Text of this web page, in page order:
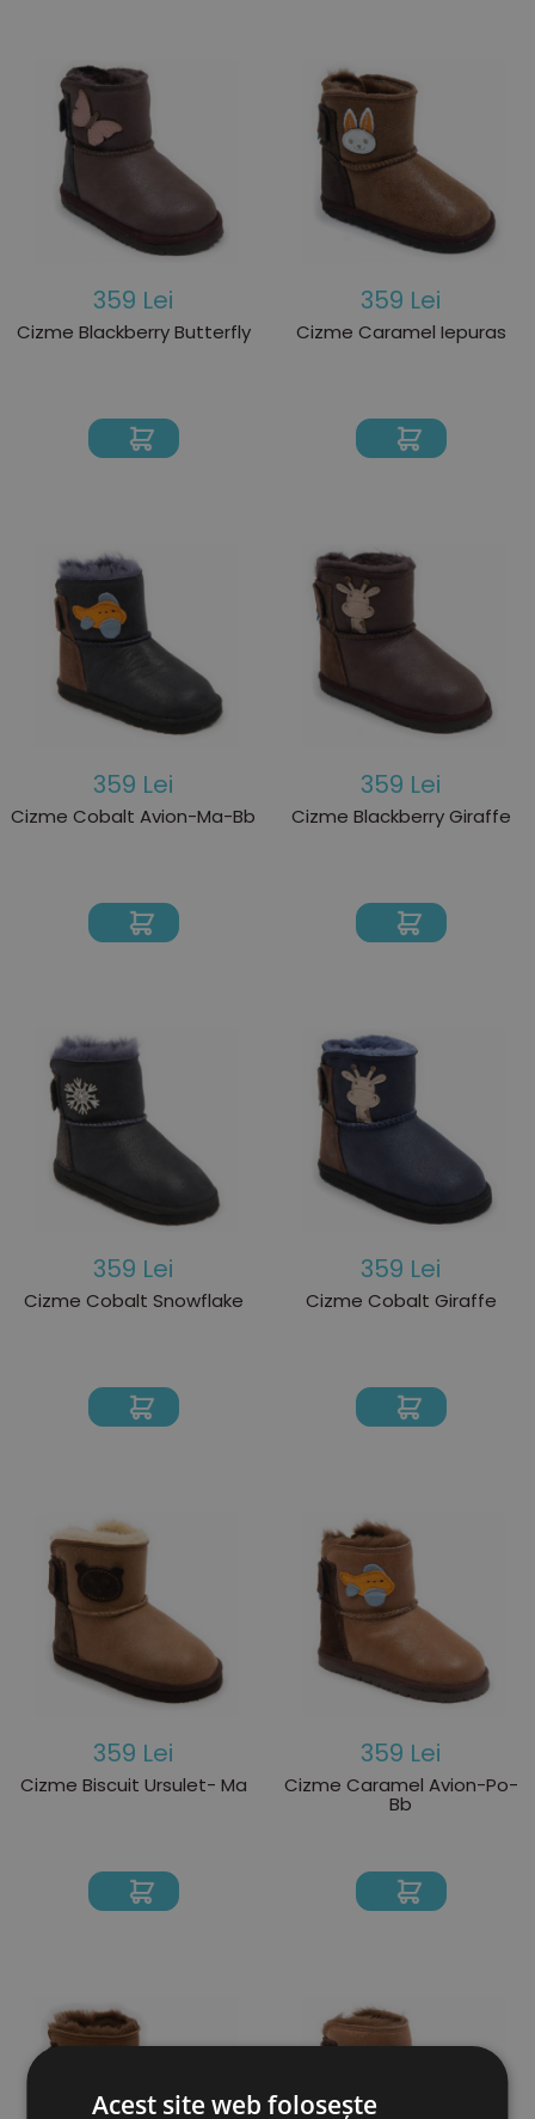
359 Lei
Cizme Blackberry Butterfly
359 Lei
Cizme Caramel Iepuras
359 Lei
Cizme Cobalt Avion-Ma-Bb
359 Lei
Cizme Blackberry Giraffe
359 Lei
Cizme Cobalt Snowflake
359 Lei
Cizme Cobalt Giraffe
359 Lei
Cizme Biscuit Ursulet- Ma
359 Lei
Cizme Caramel Avion-Po-
Bb
Acest site web folosește